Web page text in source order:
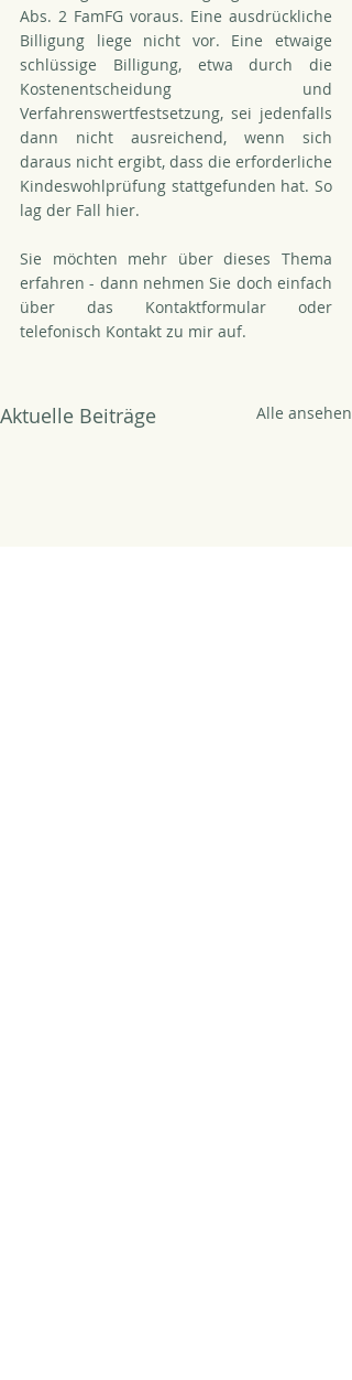
Abs. 2 FamFG voraus. Eine ausdrückliche
Billigung liege nicht vor. Eine etwaige
schlüssige Billigung, etwa durch die
Kostenentscheidung und
Verfahrenswertfestsetzung, sei jedenfalls
dann nicht ausreichend, wenn sich
daraus nicht ergibt, dass die erforderliche
Kindeswohlprüfung stattgefunden hat. So
lag der Fall hier.
Sie möchten mehr über dieses Thema
erfahren - dann nehmen Sie doch einfach
über das Kontaktformular oder
telefonisch Kontakt zu mir auf.
Aktuelle Beiträge Alle ansehen